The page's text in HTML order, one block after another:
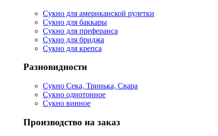
Сукно для американской рулетки
Сукно для баккары
Сукно для преферанса
Сукно для бриджа
Сукно для крепса
Разновидности
Сукно Сека, Тринька, Свара
Сукно однотонное
Сукно винное
Производство на заказ